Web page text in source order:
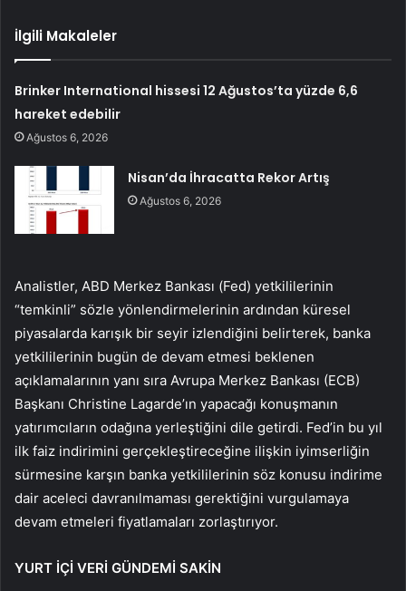
İlgili Makaleler
Brinker International hissesi 12 Ağustos’ta yüzde 6,6
hareket edebilir
Ağustos 6, 2026
Nisan’da İhracatta Rekor Artış
Ağustos 6, 2026
Analistler, ABD Merkez Bankası (Fed) yetkililerinin
“temkinli” sözle yönlendirmelerinin ardından küresel
piyasalarda karışık bir seyir izlendiğini belirterek, banka
yetkililerinin bugün de devam etmesi beklenen
açıklamalarının yanı sıra Avrupa Merkez Bankası (ECB)
Başkanı Christine Lagarde’ın yapacağı konuşmanın
yatırımcıların odağına yerleştiğini dile getirdi. Fed’in bu yıl
ilk faiz indirimini gerçekleştireceğine ilişkin iyimserliğin
sürmesine karşın banka yetkililerinin söz konusu indirime
dair aceleci davranılmaması gerektiğini vurgulamaya
devam etmeleri fiyatlamaları zorlaştırıyor.
YURT İÇİ VERİ GÜNDEMİ SAKİN